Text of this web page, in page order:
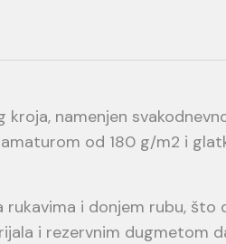
kroja, namenjen
od 180 g/m2 i
rukavima i donjem rubu,
i rezervnim dugmetom